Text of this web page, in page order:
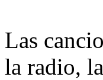
Las
la radio,